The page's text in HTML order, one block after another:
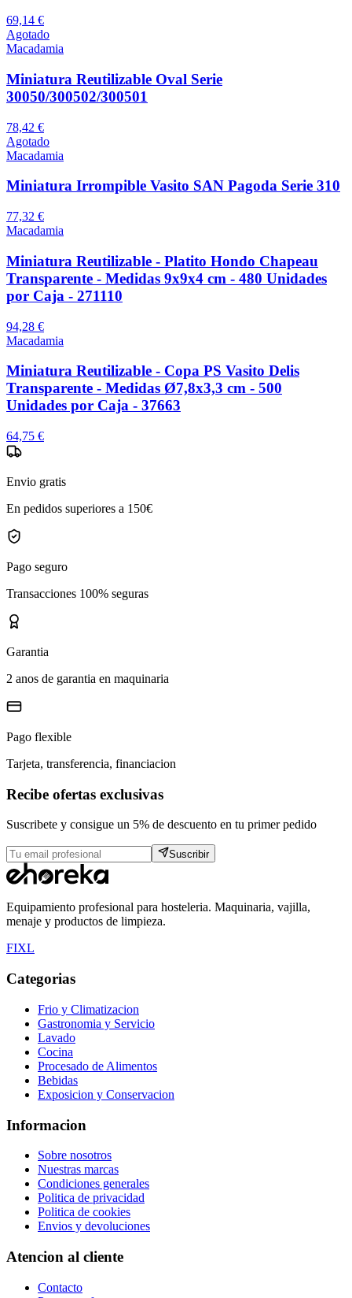
69,14 €
Agotado
Macadamia
Miniatura Reutilizable Oval Serie
30050/300502/300501
78,42 €
Agotado
Macadamia
Miniatura Irrompible Vasito SAN Pagoda Serie 310
77,32 €
Macadamia
Miniatura Reutilizable - Platito Hondo Chapeau
Transparente - Medidas 9x9x4 cm - 480 Unidades
por Caja - 271110
94,28 €
Macadamia
Miniatura Reutilizable - Copa PS Vasito Delis
Transparente - Medidas Ø7,8x3,3 cm - 500
Unidades por Caja - 37663
64,75 €
Envio gratis
En pedidos superiores a 150€
Pago seguro
Transacciones 100% seguras
Garantia
2 anos de garantia en maquinaria
Pago flexible
Tarjeta, transferencia, financiacion
Recibe ofertas exclusivas
Suscribete y consigue un 5% de descuento en tu primer pedido
Suscribir
Equipamiento profesional para hosteleria. Maquinaria, vajilla,
menaje y productos de limpieza.
FIXL
Categorias
Frio y Climatizacion
Gastronomia y Servicio
Lavado
Cocina
Procesado de Alimentos
Bebidas
Exposicion y Conservacion
Informacion
Sobre nosotros
Nuestras marcas
Condiciones generales
Politica de privacidad
Politica de cookies
Envios y devoluciones
Atencion al cliente
Contacto